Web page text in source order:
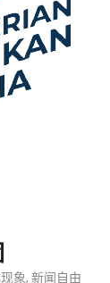
象, 新闻自由